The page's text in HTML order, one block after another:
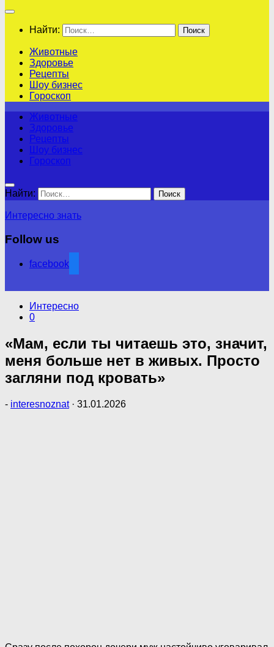
Найти:
Животные
Здоровье
Рецепты
Шоу бизнес
Гороскоп
Животные
Здоровье
Рецепты
Шоу бизнес
Гороскоп
Найти:
Интересно знать
Follow us
facebook
Интересно
0
«Мам, если ты читаешь это, значит,
меня больше нет в живых. Просто
загляни под кровать»
- interesnoznat · 31.01.2026